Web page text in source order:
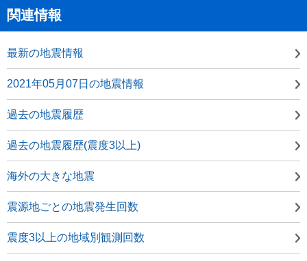
関連情報
最新の地震情報
2021年05月07日の地震情報
過去の地震履歴
過去の地震履歴(震度3以上)
海外の大きな地震
震源地ごとの地震発生回数
震度3以上の地域別観測回数